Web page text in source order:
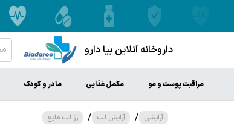
داروخانه آنلاین بیا دارو
مراقبت پوست و مو مکمل غذایی مادر و کودک
آرایشی / آرایش لب / رژ لب مایع